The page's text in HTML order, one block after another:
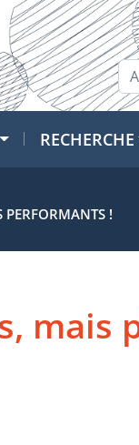
RECHERCHE
PERFORMANTS !
mais